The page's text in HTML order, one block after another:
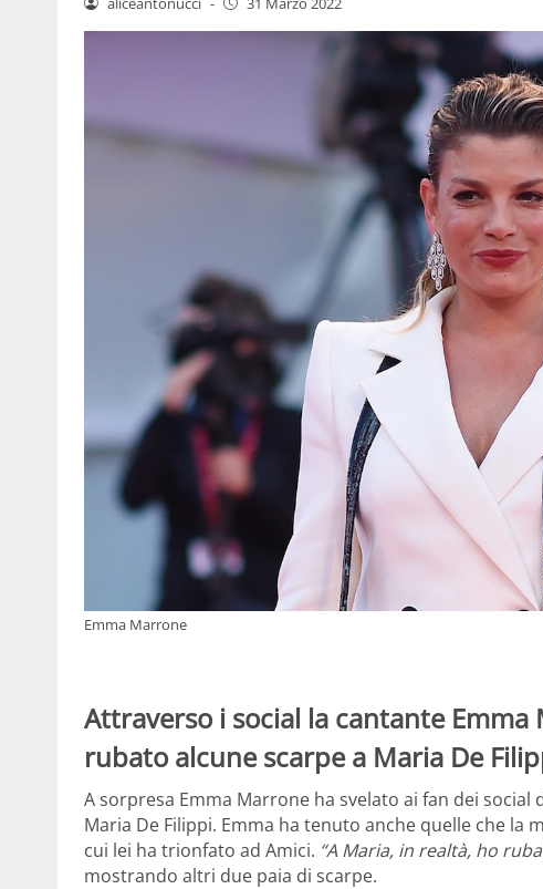
Emma Marrone
Attraverso i social la cantante
rubato alcune scarpe a Maria De
A sorpresa Emma Marrone ha svelato ai fan dei
Maria De Filippi. Emma ha tenuto anche quelle che la
cui lei ha trionfato ad Amici. “A Maria, in realtà, ho
mostrando altri due paia di scarpe.